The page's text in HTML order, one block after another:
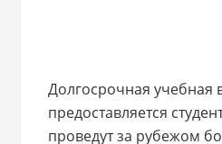
Долгосрочная
предоставляется
проведут за рубежом